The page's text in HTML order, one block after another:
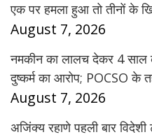
एक पर हमला हुआ तो तीनों के
August 7, 2026
नमकीन का लालच देकर 4 साल
दुष्कर्म का आरोप; POCSO के
August 7, 2026
अजिंक्य रहाणे पहली बार